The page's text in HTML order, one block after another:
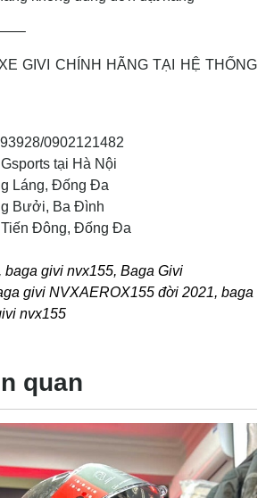
GIVI CHÍNH HÃNG TẠI HỆ THỐNG
0902121482
tại Hà Nội
Láng, Đống Đa
Bưởi, Ba Đình
Đông, Đống Đa
, baga givi nvx155, Baga Givi
givi NVXAEROX155 đời 2021, baga
nvx155
quan